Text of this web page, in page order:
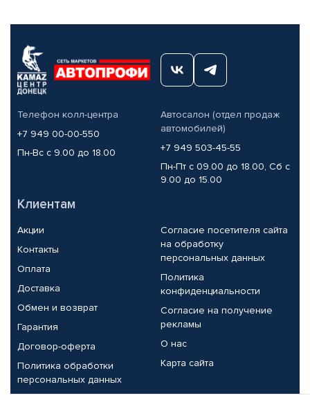
Телефон колл-центра
+7 949 00-00-550
Пн-Вс с 9.00 до 18.00
Автосалон (отдел продаж
автомобилей)
+7 949 503-45-55
Пн-Пт с 09.00 до 18.00, Сб с
9.00 до 15.00
Клиентам
Акции
Контакты
Оплата
Доставка
Обмен и возврат
Гарантия
Договор-оферта
Политика обработки
персональных данных
Согласие посетителя сайта
на обработку
персональных данных
Политика
конфиденциальности
Согласие на получение
рекламы
О нас
Карта сайта